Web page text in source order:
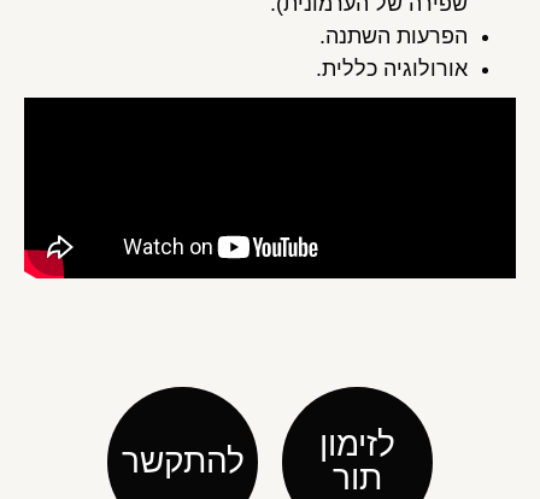
הפרעות השתנה.
אורולוגיה כללית.
לזימון
תור
להתקשר